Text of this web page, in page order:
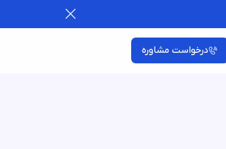
درخواست مشاوره